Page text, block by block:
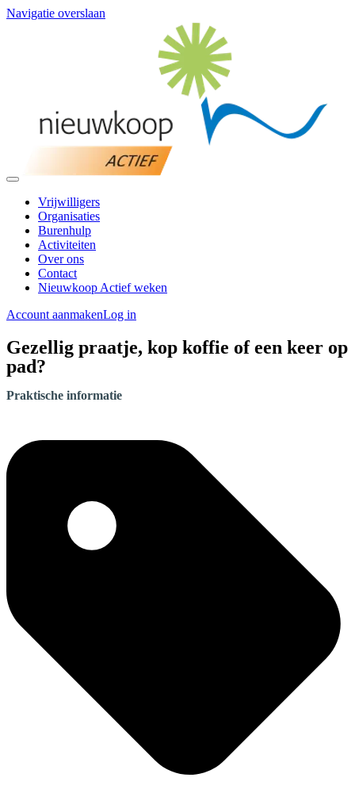
Navigatie overslaan
Vrijwilligers
Organisaties
Burenhulp
Activiteiten
Over ons
Contact
Nieuwkoop Actief weken
Account aanmakenLog in
Gezellig praatje, kop koffie of een keer op
pad?
Praktische informatie